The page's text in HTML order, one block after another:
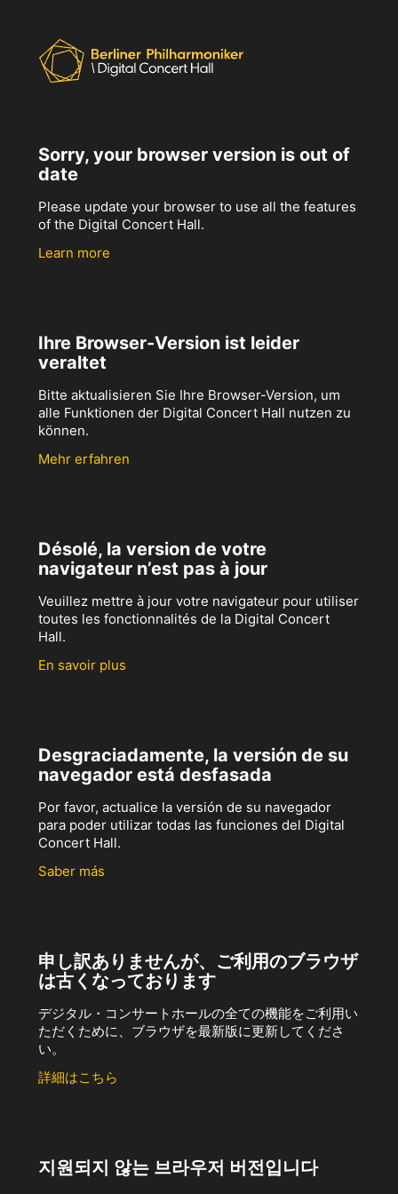
Sorry, your browser version is out of
date
Please update your browser to use all the features
of the Digital Concert Hall.
Learn more
Ihre Browser-Version ist leider
veraltet
Bitte aktualisieren Sie Ihre Browser-Version, um
alle Funktionen der Digital Concert Hall nutzen zu
können.
Mehr erfahren
Désolé, la version de votre
navigateur n’est pas à jour
Veuillez mettre à jour votre navigateur pour utiliser
toutes les fonctionnalités de la Digital Concert
Hall.
En savoir plus
Desgraciadamente, la versión de su
navegador está desfasada
Por favor, actualice la versión de su navegador
para poder utilizar todas las funciones del Digital
Concert Hall.
Saber más
申し訳ありませんが、ご利用のブラウザ
は古くなっております
デジタル・コンサートホールの全ての機能をご利用い
ただくために、ブラウザを最新版に更新してくださ
い。
詳細はこちら
지원되지 않는 브라우저 버전입니다